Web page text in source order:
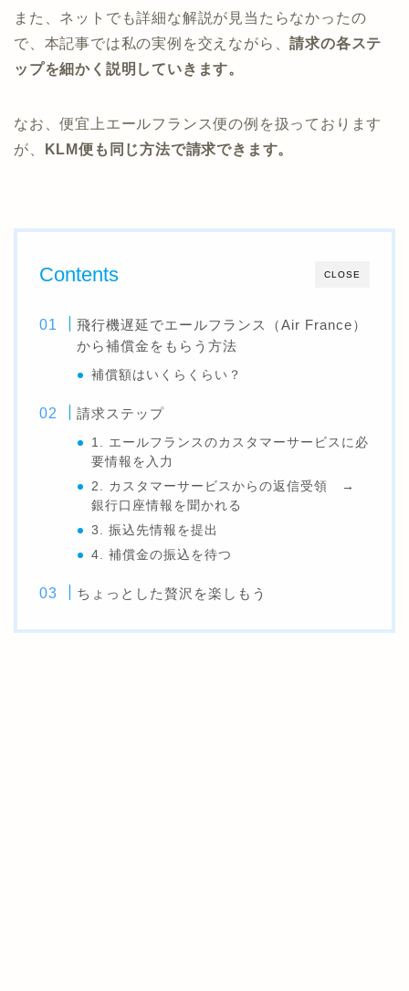
また、ネットでも詳細な解説が見当たらなかったの
で、本記事では私の実例を交えながら、請求の各ステ
ップを細かく説明していきます。
なお、便宜上エールフランス便の例を扱っております
が、
KLM便も同じ方法で請求できます。
CLOSE
Contents
飛行機遅延でエールフランス（Air France）
から補償金をもらう方法
補償額はいくらくらい？
請求ステップ
1. エールフランスのカスタマーサービスに必
要情報を入力
2. カスタマーサービスからの返信受領 →
銀行口座情報を聞かれる
3. 振込先情報を提出
4. 補償金の振込を待つ
ちょっとした贅沢を楽しもう